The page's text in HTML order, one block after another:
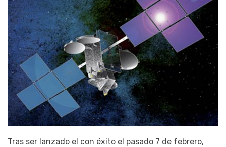
Tras ser lanzado el con éxito el pasado 7 de febrero,